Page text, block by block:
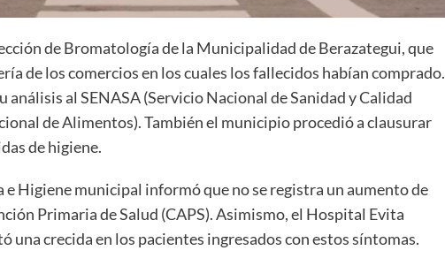
de Bromatología de la Municipalidad de Berazategui, que
de los comercios en los cuales los fallecidos habían comprado.
análisis al SENASA (Servicio Nacional de Sanidad y Calidad
de Alimentos). También el municipio procedió a clausurar
de higiene.
e Higiene municipal informó que no se registra un aumento de
Primaria de Salud (CAPS). Asimismo, el Hospital Evita
una crecida en los pacientes ingresados con estos síntomas.